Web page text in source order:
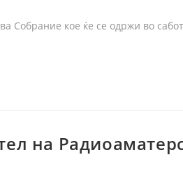
Собрание кое ќе се одржи во
на